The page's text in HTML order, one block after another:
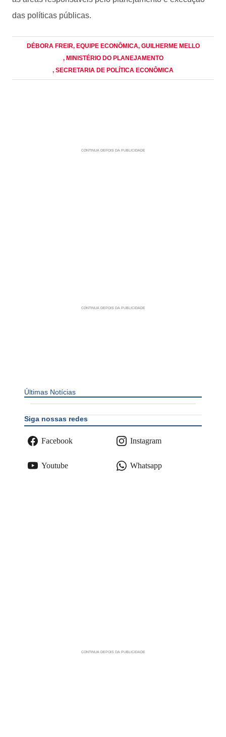
das políticas públicas.
DÉBORA FREIR, EQUIPE ECONÔMICA, GUILHERME MELLO
, MINISTÉRIO DO PLANEJAMENTO
, SECRETARIA DE POLÍTICA ECONÔMICA
Últimas Notícias
Siga nossas redes
Facebook Instagram
Youtube Whatsapp